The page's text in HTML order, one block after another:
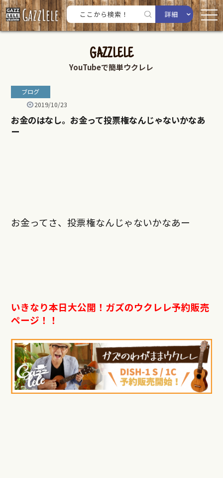
詳細
GAZZLELE
YouTubeで簡単ウクレレ
ブログ
2019/10/23
お金のはなし。お金って投票権なんじゃないかなあ
ー
お金ってさ、投票権なんじゃないかなあー
いきなり本日大公開！ガズのウクレレ予約販売
ページ！！